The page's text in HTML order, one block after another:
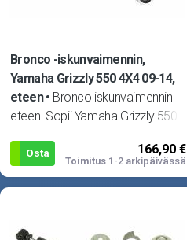
Bronco -iskunvaimennin,
Yamaha Grizzly 550 4X4 09-14,
eteen
Bronco iskunvaimennin
eteen. Sopii Yamaha Grizzly 550
Osta 166,90 €
Toimitus 1-2 arkipäivässä